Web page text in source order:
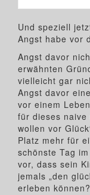
Und speziell
Angst habe vor
Angst davor
erwähnten
vielleicht gar
Angst davor
vor einem
für dieses naive
wollen vor
Platz mehr für
schönste Tag
vor, dass sein
jemals „den
erleben können?